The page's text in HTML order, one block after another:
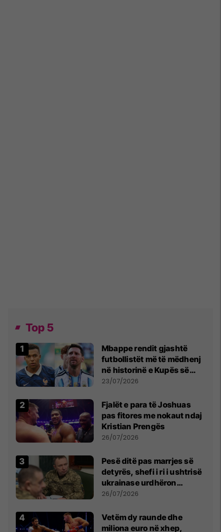
Top 5
Mbappe rendit gjashtë
futbollistët më të mëdhenj
në historinë e Kupës së
Botës, Messi mbetet i dyti
23/07/2026
Fjalët e para të Joshuas
pas fitores me nokaut ndaj
Kristian Prengës
26/07/2026
Pesë ditë pas marrjes së
detyrës, shefi i ri i ushtrisë
ukrainase urdhëron
kontroll të madh
26/07/2026
Vetëm dy raunde dhe
miliona euro në xhep,